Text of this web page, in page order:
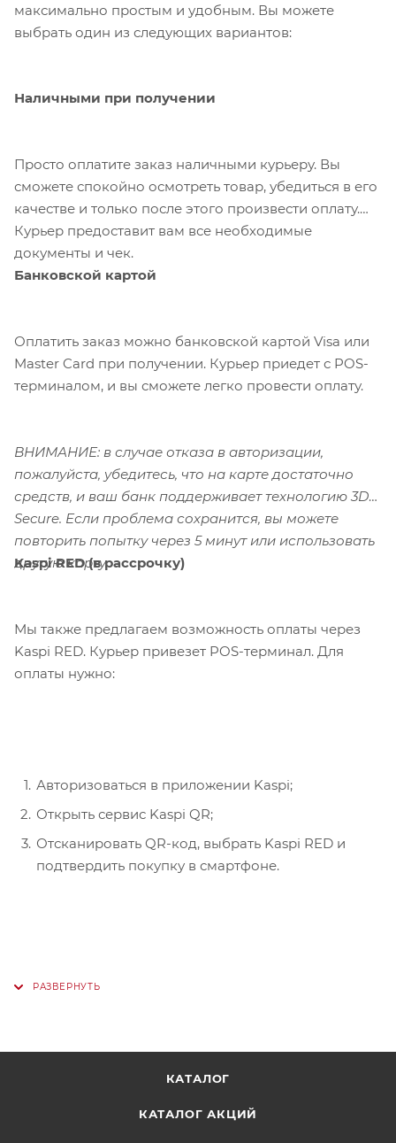
максимально простым и удобным. Вы можете
выбрать один из следующих вариантов:
Наличными при получении
Просто оплатите заказ наличными курьеру. Вы
сможете спокойно осмотреть товар, убедиться в его
качестве и только после этого произвести оплату.
Курьер предоставит вам все необходимые
документы и чек.
Банковской картой
Оплатить заказ можно банковской картой Visa или
Master Card при получении. Курьер приедет с POS-
терминалом, и вы сможете легко провести оплату.
ВНИМАНИЕ: в случае отказа в авторизации,
пожалуйста, убедитесь, что на карте достаточно
средств, и ваш банк поддерживает технологию 3D-
Secure. Если проблема сохранится, вы можете
повторить попытку через 5 минут или использовать
другую карту.
Kaspi RED (в рассрочку)
Мы также предлагаем возможность оплаты через
Kaspi RED. Курьер привезет POS-терминал. Для
оплаты нужно:
Авторизоваться в приложении Kaspi;
Открыть сервис Kaspi QR;
Отсканировать QR-код, выбрать Kaspi RED и
подтвердить покупку в смартфоне.
КАТАЛОГ
КАТАЛОГ АКЦИЙ